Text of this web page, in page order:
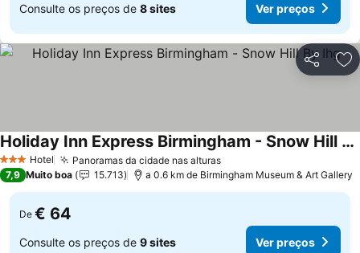
Consulte os preços de 8 sites Ver preços
Partilhar
3 EstrelasHotel Panoramas da cidade nas alturas
Holiday Inn Express Birmingham - Snow Hill By Ihg
7,9 Muito boa 15.713 a 0.6 km de Birmingham Museum & Art Gallery
De € 64
Consulte os preços de 9 sites Ver preços